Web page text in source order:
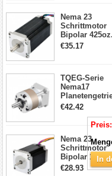
Nema 23
Schrittmotor
Bipolar
4.2A
€35.17
TQEG-Serie
Nema17
5:1 Spiel
Getriebe
€42.42
Nema 23
Schrittmotor
Bipolar 1,8
2,83Nm 4 A
€28.93
Preis:
In